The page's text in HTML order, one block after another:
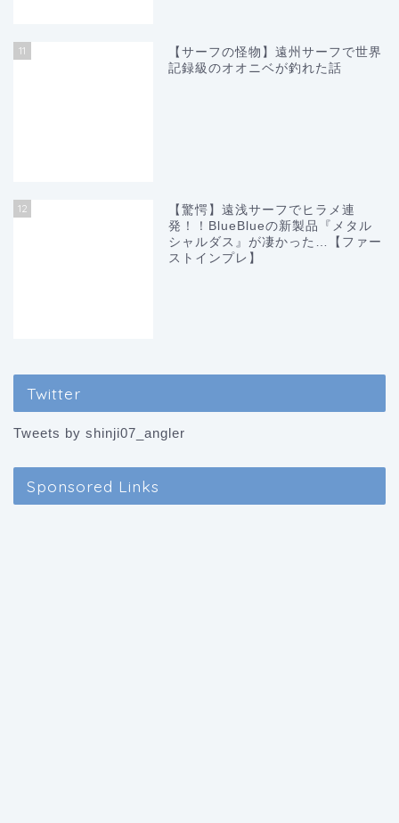
11
【サーフの怪物】遠州サーフで世界
記録級のオオニベが釣れた話
12
【驚愕】遠浅サーフでヒラメ連
発！！BlueBlueの新製品『メタル
シャルダス』が凄かった…【ファー
ストインプレ】
Twitter
Tweets by shinji07_angler
Sponsored Links